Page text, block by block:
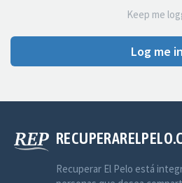
Keep me
Log me in
Recuperar El Pelo está